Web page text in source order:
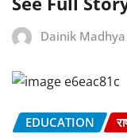
Dainik
EDUCATION